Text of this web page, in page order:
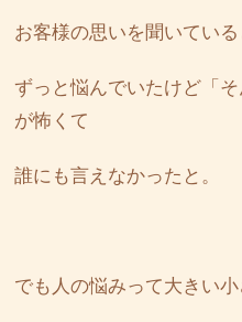
お客様の思いを聞いてい
ずっと悩んでいたけど「
が怖くて
誰にも言えなかったと。
でも人の悩みって大きい